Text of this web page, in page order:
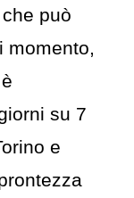
può
momento,
su 7
e